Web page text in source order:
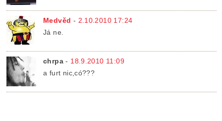
Medvěd - 2.10.2010 17:24
Já ne.
chrpa - 18.9.2010 11:09
a furt nic,có???